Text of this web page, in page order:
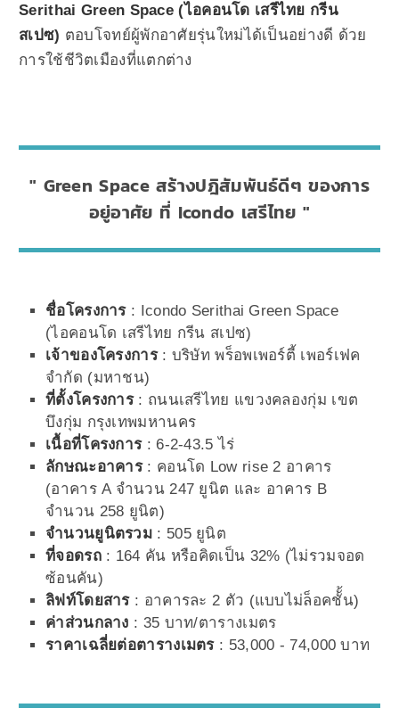
Serithai Green Space (ไอคอนโด เสรีไทย กรีน
สเปซ) ตอบโจทย์ผู้พักอาศัยรุ่นใหม่ได้เป็นอย่างดี ด้วย
การใช้ชีวิตเมืองที่แตกต่าง
Green Space สร้างปฎิสัมพันธ์ดีๆ ของการ
อยู่อาศัย ที่ Icondo เสรีไทย
ชื่อโครงการ: Icondo Serithai Green Space
(ไอคอนโด เสรีไทย กรีน สเปซ)
เจ้าของโครงการ: บริษัท พร็อพเพอร์ตี้ เพอร์เฟค
จำกัด (มหาชน)
ที่ตั้งโครงการ: ถนนเสรีไทย แขวงคลองกุ่ม เขต
บึงกุ่ม กรุงเทพมหานคร
เนื้อที่โครงการ: 6-2-43.5 ไร่
ลักษณะอาคาร: คอนโด Low rise 2 อาคาร
(อาคาร A จำนวน 247 ยูนิต และ อาคาร B
จำนวน 258 ยูนิต)
จำนวนยูนิตรวม : 505 ยูนิต
ที่จอดรถ: 164 คัน หรือคิดเป็น 32% (ไม่รวมจอด
ซ้อนคัน)
ลิฟท์โดยสาร: อาคารละ 2 ตัว (แบบไม่ล็อคชัั้น)
ค่าส่วนกลาง : 35 บาท/ตารางเมตร
ราคาเฉลี่ยต่อตารางเมตร: 53,000 - 74,000 บาท